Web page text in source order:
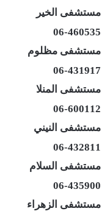
مستشفى الخير
06-460535
مستشفى مظلوم
06-431917
مستشفى المنلا
06-600112
مستشفى النيني
06-432811
مستشفى السلام
06-435900
مستشفى الزهراء